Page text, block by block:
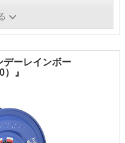
デーレインボー
』